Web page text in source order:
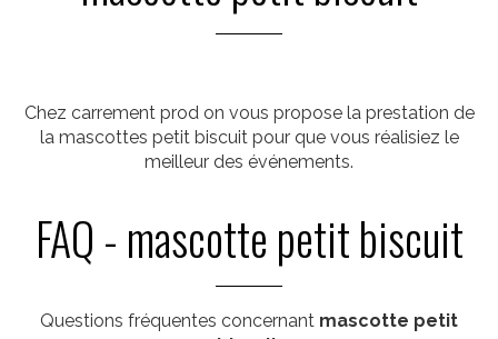
Chez carrement prod on vous propose la prestation de
la mascottes petit biscuit pour que vous réalisiez le
meilleur des événements.
FAQ - mascotte petit biscuit
Questions fréquentes concernant mascotte petit